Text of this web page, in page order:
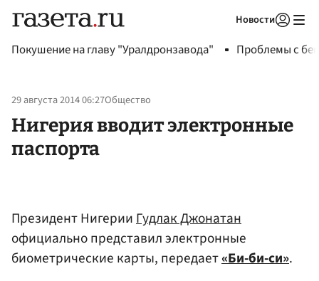
Новости
Покушение на главу "Уралдронзавода" Проблемы с
29 августа 2014 06:27Общество
Нигерия вводит электронные
паспорта
Президент НигерииГудлак Джонатан
официально представил электронные
биометрические карты, передает«Би-би-си».